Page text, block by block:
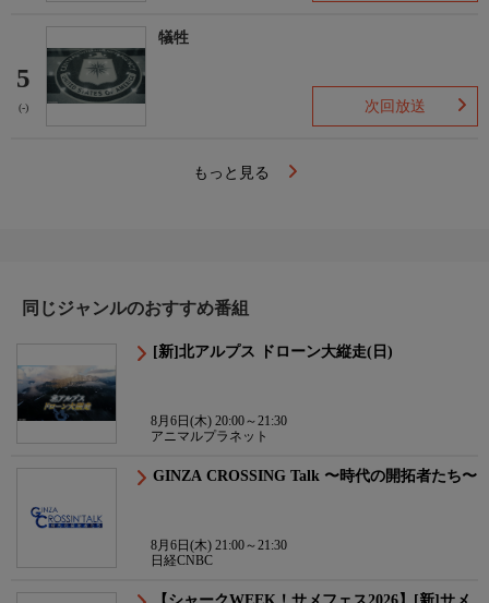
5
(-)
犠牲
次回放送
もっと見る
同じジャンルのおすすめ番組
[新]北アルプス ドローン大縦走(日)
8月6日(木) 20:00～21:30
アニマルプラネット
GINZA CROSSING Talk 〜時代の開拓者たち〜
8月6日(木) 21:00～21:30
日経CNBC